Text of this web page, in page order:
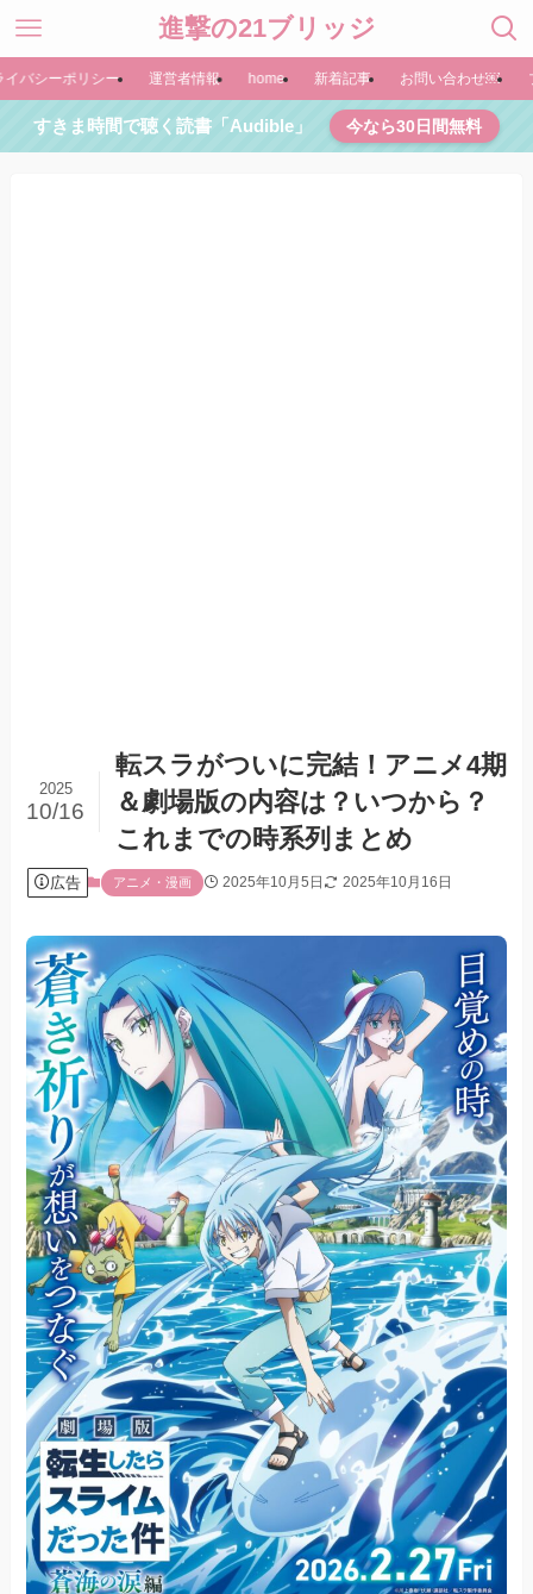
進撃の21ブリッジ
イバシーポリシー 運営者情報 home 新着記事 お問い合わせ￼
すきま時間で聴く読書「Audible」 今なら30日間無料
転スラがついに完結！アニメ4期
＆劇場版の内容は？いつから？
これまでの時系列まとめ
2025
10/16
広告 アニメ・漫画 2025年10月5日 2025年10月16日